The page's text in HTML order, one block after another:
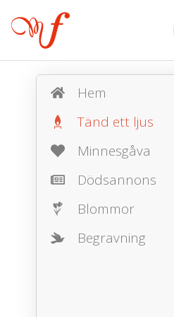
Hem
Tänd ett ljus
Minnesgåva
Dödsannons
Blommor
Begravning